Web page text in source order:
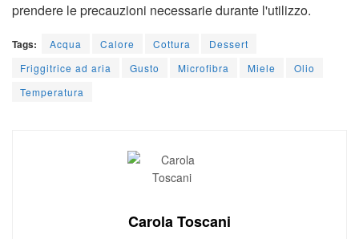
prendere le precauzioni necessarie durante l'utilizzo.
Tags: Acqua Calore Cottura
Dessert
Friggitrice ad aria
Gusto Microfibra Miele
Olio
Temperatura
Carola Toscani